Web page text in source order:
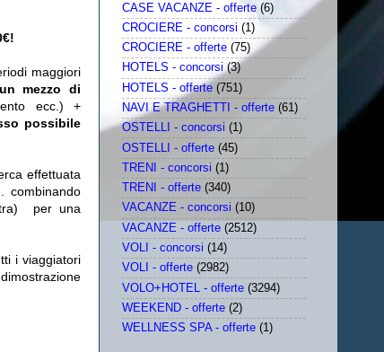
maggiori
mezzo di
ecc.) +
possibile
effettuata
. combinando
per una
i viaggiatori
CASE VACANZE - offerte (6)
CROCIERE - concorsi (1)
CROCIERE - offerte (75)
HOTELS - concorsi (3)
HOTELS - offerte (751)
NAVI E TRAGHETTI - offerte (61)
OSTELLI - concorsi (1)
OSTELLI - offerte (45)
TRENI - concorsi (1)
TRENI - offerte (340)
VACANZE - concorsi (10)
VACANZE - offerte (2512)
VOLI - concorsi (14)
VOLI - offerte (2982)
VOLO+HOTEL - offerte (3294)
WEEKEND - offerte (2)
WELLNESS SPA - offerte (1)